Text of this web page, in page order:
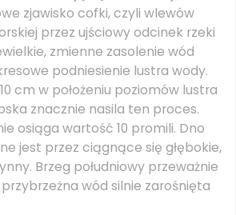
zjawisko cofki, czyli wlewów
przez ujściowy odcinek rzeki
zmienne zasolenie wód
podniesienie lustra wody.
cm w położeniu poziomów lustra
znacznie nasila ten proces.
osiąga wartość 10 promili. Dno
jest przez ciągnące się głębokie,
Brzeg południowy przeważnie
wód silnie zarośnięta